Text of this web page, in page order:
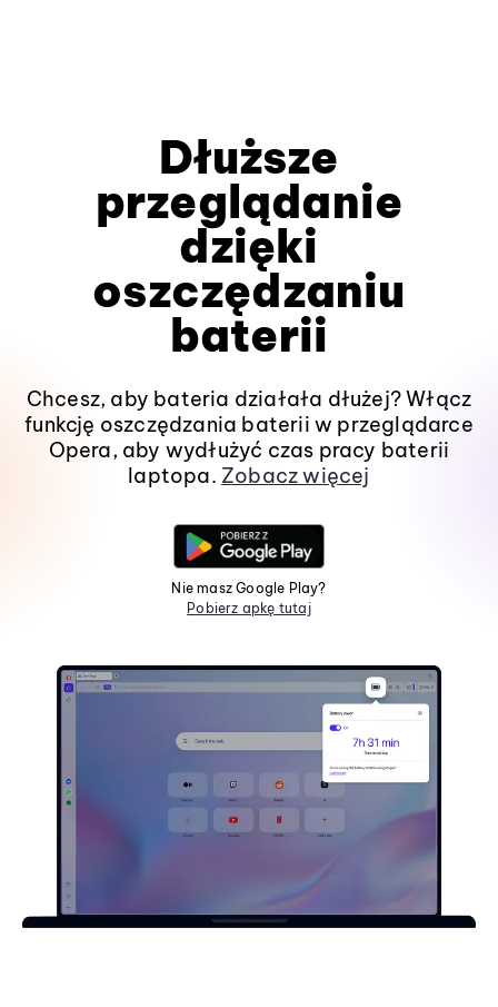
Dłuższe
przeglądanie
dzięki
oszczędzaniu
baterii
Chcesz, aby bateria działała dłużej? Włącz
funkcję oszczędzania baterii w przeglądarce
Opera, aby wydłużyć czas pracy baterii
laptopa. Zobacz więcej
Nie masz Google Play?
Pobierz apkę tutaj